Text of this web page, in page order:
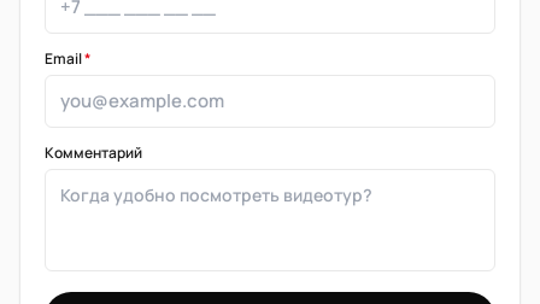
Email*
Комментарий